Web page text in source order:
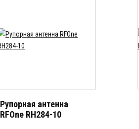
Рупорная антенна
RFOne RH284-10